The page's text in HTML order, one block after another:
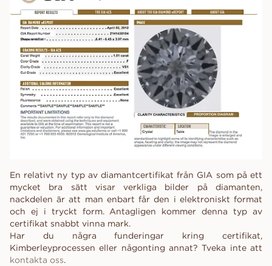
En relativt ny typ av diamantcertifikat från GIA som på ett
mycket bra sätt visar verkliga bilder på diamanten,
nackdelen är att man enbart får den i elektroniskt format
och ej i tryckt form. Antagligen kommer denna typ av
certifikat snabbt vinna mark.
Har du några funderingar kring certifikat,
Kimberleyprocessen eller någonting annat? Tveka inte att
kontakta oss.